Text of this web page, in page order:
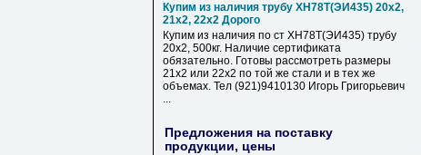
Купим из наличия трубу ХН78Т(ЭИ435) 20х2,
21х2, 22х2 Дорого
Купим из наличия по ст ХН78Т(ЭИ435) трубу
20х2, 500кг. Наличие сертификата
обязательно. Готовы рассмотреть размеры
21х2 или 22х2 по той же стали и в тех же
объемах. Тел (921)9410130 Игорь Григорьевич
...
Предложения на поставку
продукции, цены